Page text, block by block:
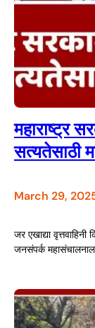
महाराष्ट्र
सत्यतेसाठी
March 29,
जर एखाद्या
जनसंपर्क